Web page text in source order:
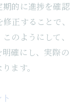
期的に進捗を確認
正することで、
のようにして、
確にし、実際の
ます。